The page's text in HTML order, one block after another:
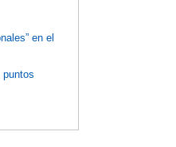
en el
puntos